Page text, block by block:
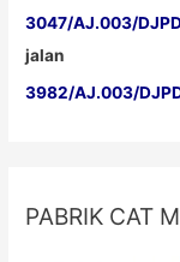
3047/AJ.003/
jalan
3982/AJ.003/
PABRIK CAT